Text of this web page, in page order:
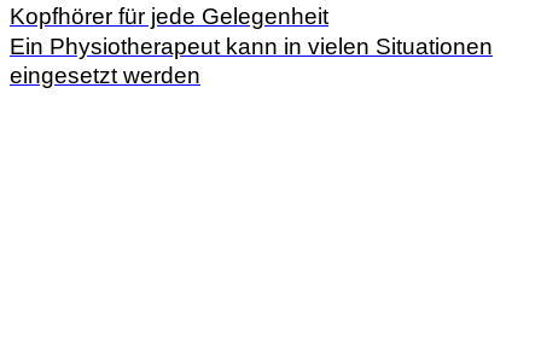
Kopfhörer für jede Gelegenheit
Ein Physiotherapeut kann in vielen Situationen
eingesetzt werden